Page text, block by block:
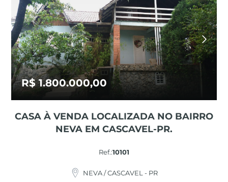
R$ 1.800.000,00
CASA À VENDA LOCALIZADA NO BAIRRO
NEVA EM CASCAVEL-PR.
Ref.:10101
NEVA / CASCAVEL - PR